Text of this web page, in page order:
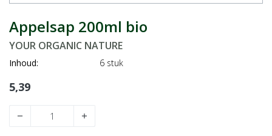
Appelsap 200ml bio
YOUR ORGANIC NATURE
Inhoud: 6 stuk
5,39
remove add